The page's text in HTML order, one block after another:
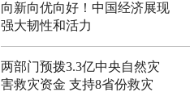
向新向优向好！中国经济展现
强大韧性和活力
两部门预拨3.3亿中央自然灾
害救灾资金 支持8省份救灾